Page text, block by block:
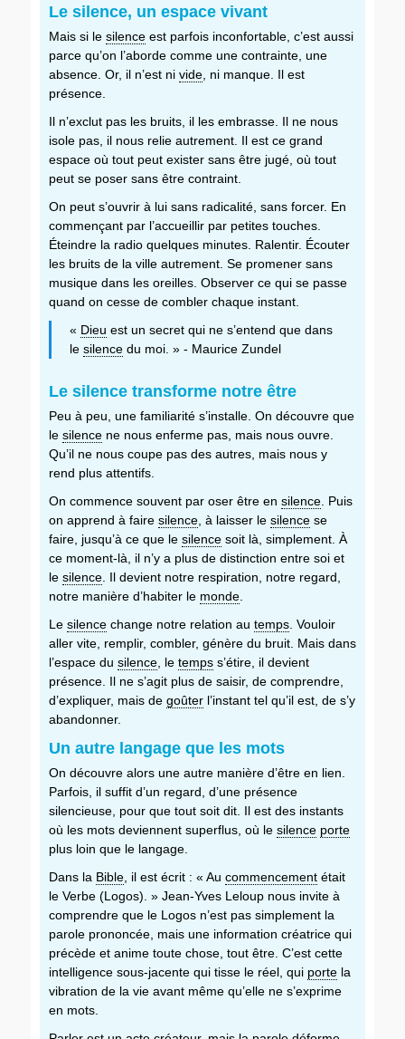
Le silence, un espace vivant
Mais si le silence est parfois inconfortable, c’est aussi
parce qu’on l’aborde comme une contrainte, une
absence. Or, il n’est ni vide, ni manque. Il est
présence.
Il n’exclut pas les bruits, il les embrasse. Il ne nous
isole pas, il nous relie autrement. Il est ce grand
espace où tout peut exister sans être jugé, où tout
peut se poser sans être contraint.
On peut s’ouvrir à lui sans radicalité, sans forcer. En
commençant par l’accueillir par petites touches.
Éteindre la radio quelques minutes. Ralentir. Écouter
les bruits de la ville autrement. Se promener sans
musique dans les oreilles. Observer ce qui se passe
quand on cesse de combler chaque instant.
« Dieu est un secret qui ne s’entend que dans
le silencedu moi. » - Maurice Zundel
Le silence transforme notre être
Peu à peu, une familiarité s’installe. On découvre que
le silence ne nous enferme pas, mais nous ouvre.
Qu’il ne nous coupe pas des autres, mais nous y
rend plus attentifs.
On commence souvent par oser être en silence . Puis
on apprend à faire silence , à laisser le silence se
faire, jusqu’à ce que le silence soit là, simplement. À
ce moment-là, il n’y a plus de distinction entre soi et
le silence . Il devient notre respiration, notre regard,
notre manière d’habiter le monde
Le silence change notre relation au temps . Vouloir
aller vite, remplir, combler, génère du bruit. Mais dans
l’espace du silence , le temps s’étire, il devient
présence. Il ne s’agit plus de saisir, de comprendre,
d’expliquer, mais de goûter l’instant tel qu’il est, de s’y
abandonner.
Un autre langage que les mots
On découvre alors une autre manière d’être en lien.
Parfois, il suffit d’un regard, d’une présence
silencieuse, pour que tout soit dit. Il est des instants
où les mots deviennent superflus, où le silence porte
plus loin que le langage.
Dans la Bible , il est écrit : « Au commencement était
le Verbe (Logos). » Jean-Yves Leloup nous invite à
comprendre que le Logos n’est pas simplement la
parole prononcée, mais une information créatrice qui
précède et anime toute chose, tout être. C’est cette
intelligence sous-jacente qui tisse le réel, qui porte la
vibration de la vie avant même qu’elle ne s’exprime
en mots.